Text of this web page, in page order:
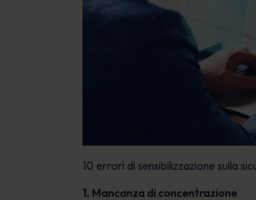
10 errori di sensibilizzazione sulla
1. Mancanza di concentrazione